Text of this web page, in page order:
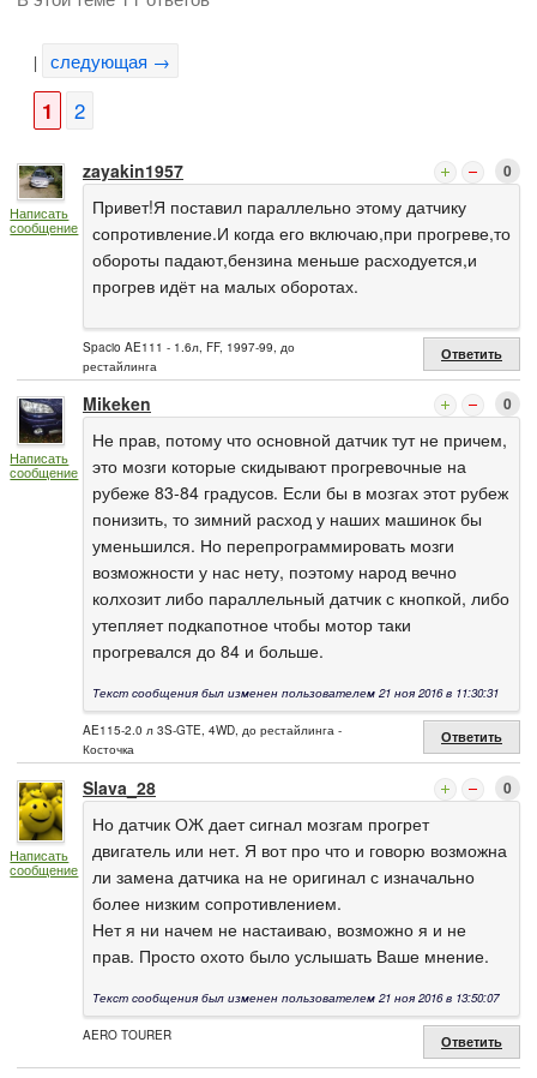
| следующая →
1 2
Написать
сообщение
zayakin1957 0
Привет!Я поставил параллельно этому датчику
сопротивление.И когда его включаю,при прогреве,то
обороты падают,бензина меньше расходуется,и
прогрев идёт на малых оборотах.
Spacio AE111 - 1.6л, FF, 1997-99, до
рестайлинга
Ответить
Написать
сообщение
Mikeken 0
Не прав, потому что основной датчик тут не причем,
это мозги которые скидывают прогревочные на
рубеже 83-84 градусов. Если бы в мозгах этот рубеж
понизить, то зимний расход у наших машинок бы
уменьшился. Но перепрограммировать мозги
возможности у нас нету, поэтому народ вечно
колхозит либо параллельный датчик с кнопкой, либо
утепляет подкапотное чтобы мотор таки
прогревался до 84 и больше.
Текст сообщения был изменен пользователем 21 ноя 2016 в 11:30:31
AE115-2.0 л 3S-GTE, 4WD, до рестайлинга -
Косточка
Ответить
Написать
сообщение
Slava_28 0
Но датчик ОЖ дает сигнал мозгам прогрет
двигатель или нет. Я вот про что и говорю возможна
ли замена датчика на не оригинал с изначально
более низким сопротивлением.
Нет я ни начем не настаиваю, возможно я и не
прав. Просто охото было услышать Ваше мнение.
Текст сообщения был изменен пользователем 21 ноя 2016 в 13:50:07
AERO TOURER Ответить